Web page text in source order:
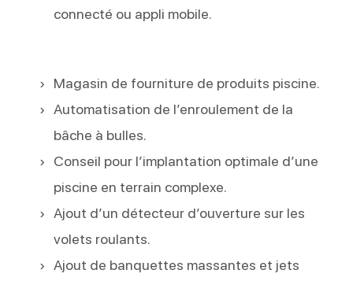
connecté ou appli mobile.
Magasin de fourniture de produits piscine.
Automatisation de l’enroulement de la
bâche à bulles.
Conseil pour l’implantation optimale d’une
piscine en terrain complexe.
Ajout d’un détecteur d’ouverture sur les
volets roulants.
Ajout de banquettes massantes et jets